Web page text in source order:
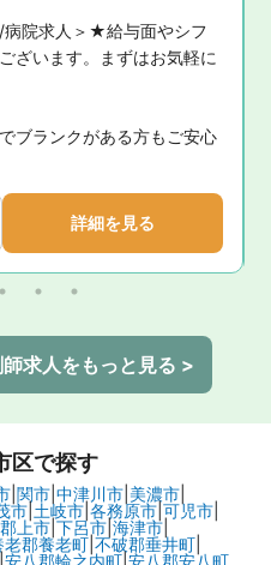
病院求人＞★給与面やシフ
ざいます。まずはお気軽に
ブランクがある方もご安心
詳細を見る
同じエリアの別の薬剤師求人をもっと見る >
区で探す
| 関市| 中津川市| 美濃市|
市| 土岐市| 各務原市| 可児市|
郡上市| 下呂市| 海津市|
老郡養老町| 不破郡垂井町|
安八郡輪之内町| 安八郡安八町